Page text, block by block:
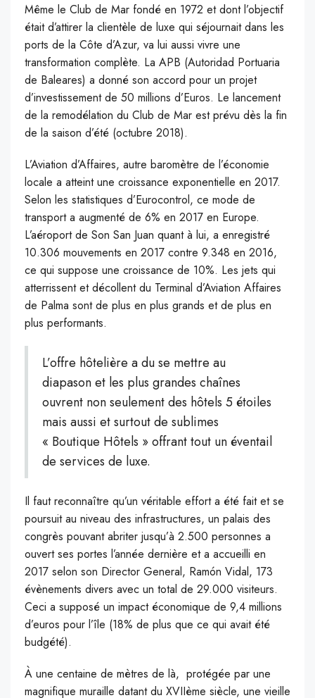
Même le Club de Mar fondé en 1972 et dont l’objectif
était d’attirer la clientèle de luxe qui séjournait dans les
ports de la Côte d’Azur, va lui aussi vivre une
transformation complète. La APB (Autoridad Portuaria
de Baleares) a donné son accord pour un projet
d’investissement de 50 millions d’Euros. Le lancement
de la remodélation du Club de Mar est prévu dès la fin
de la saison d’été (octubre 2018).
L’Aviation d’Affaires, autre baromètre de l’économie
locale a atteint une croissance exponentielle en 2017.
Selon les statistiques d’Eurocontrol, ce mode de
transport a augmenté de 6% en 2017 en Europe.
L’aéroport de Son San Juan quant à lui, a enregistré
10.306 mouvements en 2017 contre 9.348 en 2016,
ce qui suppose une croissance de 10%. Les jets qui
atterrissent et décollent du Terminal d’Aviation Affaires
de Palma sont de plus en plus grands et de plus en
plus performants.
L’offre hôtelière a du se mettre au
diapason et les plus grandes chaînes
ouvrent non seulement des hôtels 5 étoiles
mais aussi et surtout de sublimes
« Boutique Hôtels » offrant tout un éventail
de services de luxe.
Il faut reconnaître qu’un véritable effort a été fait et se
poursuit au niveau des infrastructures, un palais des
congrès pouvant abriter jusqu’à 2.500 personnes a
ouvert ses portes l’année dernière et a accueilli en
2017 selon son Director General, Ramón Vidal, 173
évènements divers avec un total de 29.000 visiteurs.
Ceci a supposé un impact économique de 9,4 millions
d’euros pour l’île (18% de plus que ce qui avait été
budgété).
À une centaine de mètres de là, protégée par une
magnifique muraille datant du XVIIème siècle, une vieille